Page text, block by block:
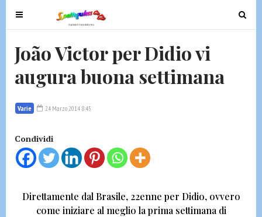
T
o
e
a
i
g
a
T
o
i
João Victor per Didio vi
augura buona settimana
Varie 24 Marzo 2014 8:45
Condividi
Direttamente dal Brasile, 22enne per Didio, ovvero
come iniziare al meglio la prima settimana di